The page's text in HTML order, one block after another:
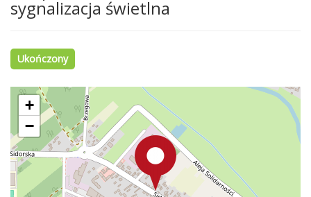
sygnalizacja świetlna
Ukończony
+
−